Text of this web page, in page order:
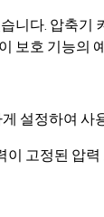
니다. 압축기
보호 기능의
설정하여 사
이 고정된 압